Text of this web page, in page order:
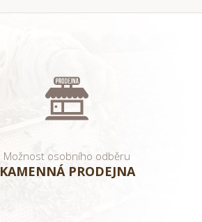
Možnost osobního odběru
KAMENNÁ PRODEJNA